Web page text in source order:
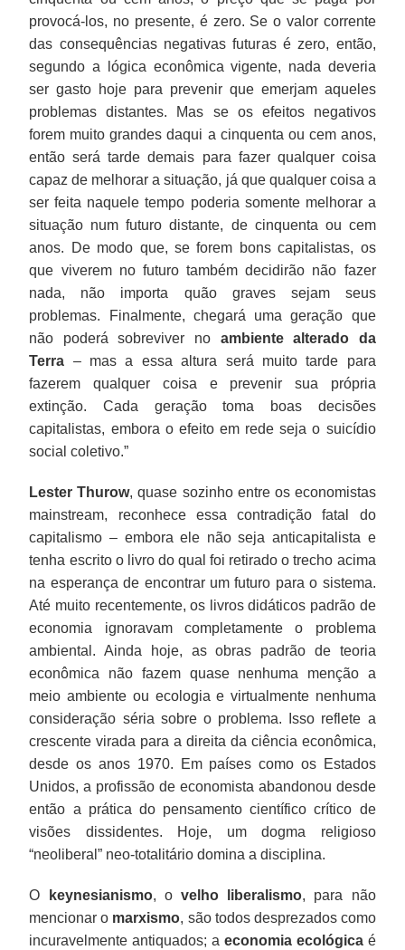
provocá-los, no presente, é zero. Se o valor corrente
das consequências negativas futuras é zero, então,
segundo a lógica econômica vigente, nada deveria
ser gasto hoje para prevenir que emerjam aqueles
problemas distantes. Mas se os efeitos negativos
forem muito grandes daqui a cinquenta ou cem anos,
então será tarde demais para fazer qualquer coisa
capaz de melhorar a situação, já que qualquer coisa a
ser feita naquele tempo poderia somente melhorar a
situação num futuro distante, de cinquenta ou cem
anos. De modo que, se forem bons capitalistas, os
que viverem no futuro também decidirão não fazer
nada, não importa quão graves sejam seus
problemas. Finalmente, chegará uma geração que
não poderá sobreviver no ambiente alterado da
Terra – mas a essa altura será muito tarde para
fazerem qualquer coisa e prevenir sua própria
extinção. Cada geração toma boas decisões
capitalistas, embora o efeito em rede seja o suicídio
social coletivo.”
Lester Thurow, quase sozinho entre os economistas
mainstream, reconhece essa contradição fatal do
capitalismo – embora ele não seja anticapitalista e
tenha escrito o livro do qual foi retirado o trecho acima
na esperança de encontrar um futuro para o sistema.
Até muito recentemente, os livros didáticos padrão de
economia ignoravam completamente o problema
ambiental. Ainda hoje, as obras padrão de teoria
econômica não fazem quase nenhuma menção a
meio ambiente ou ecologia e virtualmente nenhuma
consideração séria sobre o problema. Isso reflete a
crescente virada para a direita da ciência econômica,
desde os anos 1970. Em países como os Estados
Unidos, a profissão de economista abandonou desde
então a prática do pensamento científico crítico de
visões dissidentes. Hoje, um dogma religioso
“neoliberal” neo-totalitário domina a disciplina.
O keynesianismo, ovelho liberalismo, para não
mencionar o marxismo, são todos desprezados como
incuravelmente antiquados; a economia ecológicaé